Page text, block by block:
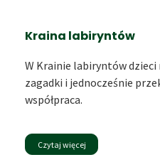
Kraina labiryntów
W Krainie labiryntów dzieci
zagadki i jednocześnie
współpraca.
Czytaj więcej